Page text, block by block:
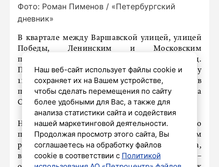
Фото: Роман Пименов / «Петербургский
дневник»
В квартале между Варшавской улицей, улицей
Победы, Ленинским и Московским
проспектами появятся школа и детский сад.
Первое учреждение позволит обучать сразу
1100 учеников, а второе – 220 детей. Об этом в
понедельник, 17 июня, сообщает пресс-служба
Смольного.
На рабочем совещании члены городского
правительства обсудили, что в Московском
районе уже сложилась определенная застройка,
в то время как одна из главных задач города –
Наш веб-сайт использует файлы cookie и
сохраняет их на Вашем устройстве,
чтобы сделать перемещения по сайту
более удобными для Вас, а также для
анализа статистики сайта и содействия
нашей маркетинговой деятельности.
Продолжая просмотр этого сайта, Вы
соглашаетесь на обработку файлов
cookie в соответствии с Политикой